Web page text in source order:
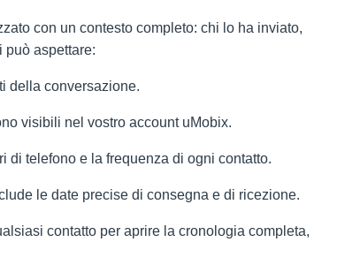
con un contesto completo: chi lo ha inviato,
può aspettare:
della conversazione.
visibili nel vostro account uMobix.
di telefono e la frequenza di ogni contatto.
le date precise di consegna e di ricezione.
contatto per aprire la cronologia completa,